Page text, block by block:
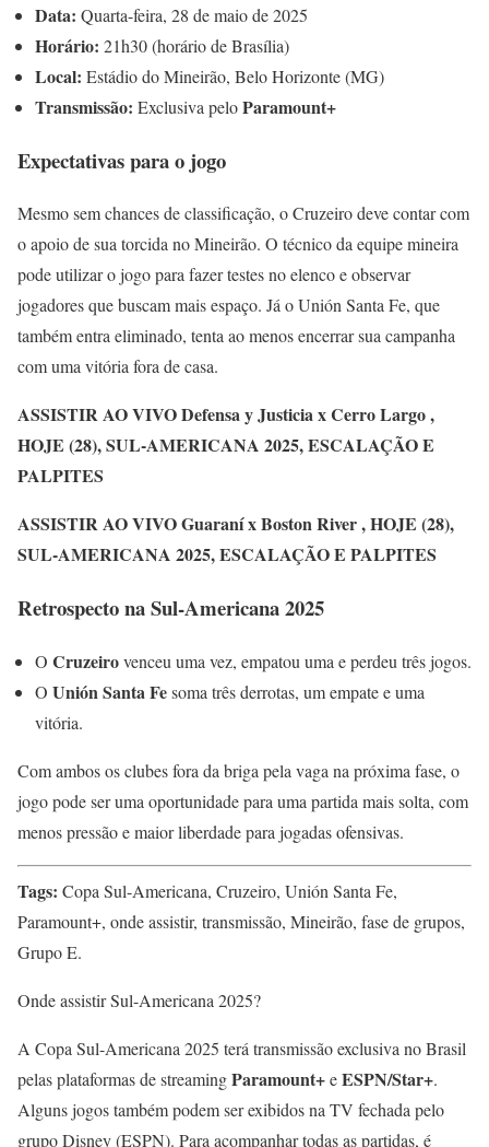
Data: Quarta-feira, 28 de maio de 2025
Horário: 21h30 (horário de Brasília)
Local: Estádio do Mineirão, Belo Horizonte (MG)
Transmissão: Exclusiva peloParamount+
Expectativas para o jogo
Mesmo sem chances de classificação, o Cruzeiro deve contar com
o apoio de sua torcida no Mineirão. O técnico da equipe mineira
pode utilizar o jogo para fazer testes no elenco e observar
jogadores que buscam mais espaço. Já o Unión Santa Fe, que
também entra eliminado, tenta ao menos encerrar sua campanha
com uma vitória fora de casa.
ASSISTIR AO VIVO Defensa y Justicia x Cerro Largo ,
HOJE (28), SUL-AMERICANA 2025, ESCALAÇÃO E
PALPITES
ASSISTIR AO VIVO Guaraní x Boston River , HOJE (28),
SUL-AMERICANA 2025, ESCALAÇÃO E PALPITES
Retrospecto na Sul-Americana 2025
O Cruzeirovenceu uma vez, empatou uma e perdeu três jogos.
O Unión Santa Fesoma três derrotas, um empate e uma
vitória.
Com ambos os clubes fora da briga pela vaga na próxima fase, o
jogo pode ser uma oportunidade para uma partida mais solta, com
menos pressão e maior liberdade para jogadas ofensivas.
Tags: Copa Sul-Americana, Cruzeiro, Unión Santa Fe,
Paramount+, onde assistir, transmissão, Mineirão, fase de grupos,
Grupo E.
Onde assistir Sul-Americana 2025?
A Copa Sul-Americana 2025 terá transmissão exclusiva no Brasil
pelas plataformas de streamingParamount+eESPN/Star+.
Alguns jogos também podem ser exibidos na TV fechada pelo
grupo Disney (ESPN). Para acompanhar todas as partidas, é